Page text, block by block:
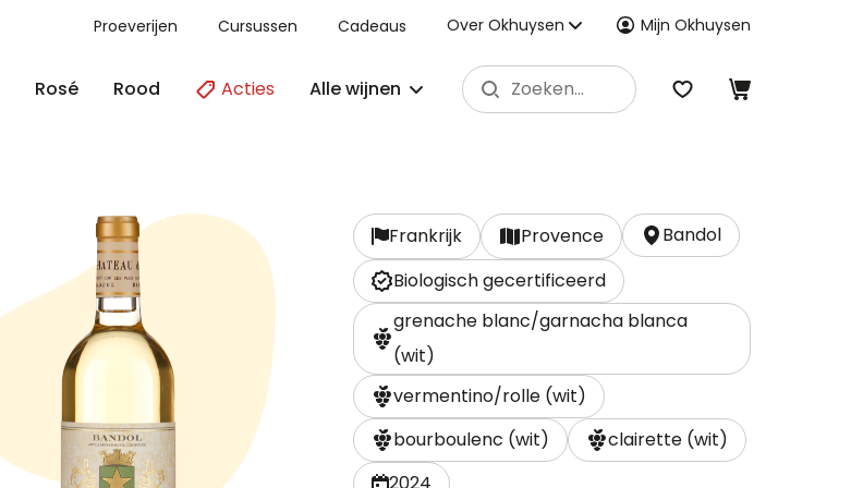
Proeverijen Cursussen Cadeaus Over Okhuysen Mijn Okhuysen
Rosé Rood Acties Alle wijnen
Frankrijk Provence
Bandol
Biologisch gecertificeerd
grenache blanc/garnacha blanca
(wit)
vermentino/rolle (wit)
bourboulenc (wit)
clairette (wit)